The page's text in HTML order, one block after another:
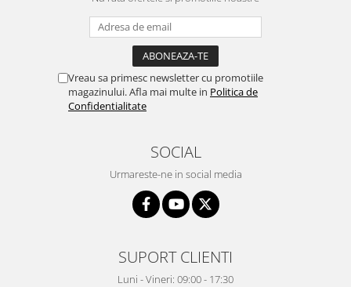
Vreau sa primesc newsletter cu promotiile
magazinului. Afla mai multe in Politica de
Confidentialitate
SOCIAL
Urmareste-ne in social media
SUPORT CLIENTI
Luni - Vineri: 09:00 - 17:30